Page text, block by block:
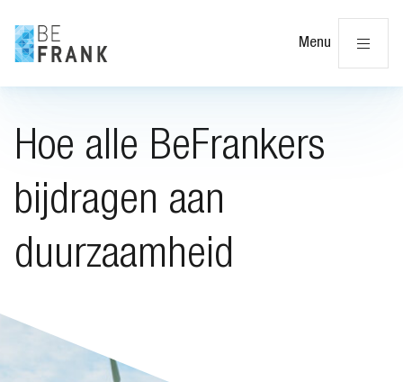
Menu
Hoe alle BeFrankers
bijdragen aan
duurzaamheid